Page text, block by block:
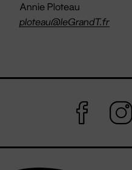
Annie Ploteau
ploteau@leGrandT.fr